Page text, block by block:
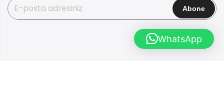
WhatsApp